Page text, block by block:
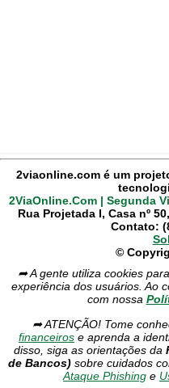
2viaonline.com é um
2ViaOnline.Com | Segunda
Rua Projetada I, Casa nº
Contato:
©
➦ A gente utiliza cookies
experiência dos usuários. Ao
com nossa
➦ ATENÇÃO! Tome
financeiros e aprenda a
disso, siga as orientações da
de Bancos) sobre cuidados
Ataque Phishing e